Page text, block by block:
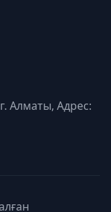
Алматы, Адрес: